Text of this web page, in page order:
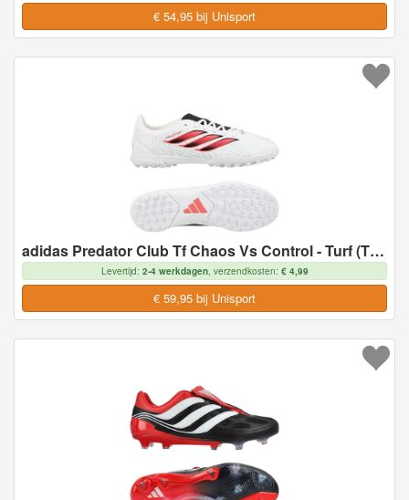
€ 54,95 bij Unisport
adidas Predator Club Tf Chaos Vs Control - Turf (Tf), maat 46
Levertijd: 2-4 werkdagen, verzendkosten: € 4,99
€ 59,95 bij Unisport